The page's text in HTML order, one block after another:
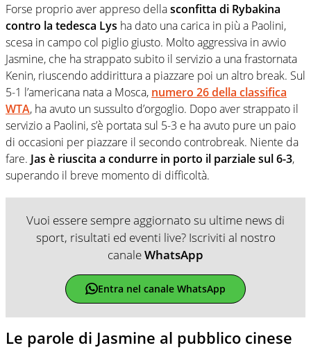
Forse proprio aver appreso dellasconfitta di Rybakina
contro la tedesca Lys ha dato una carica in più a Paolini,
scesa in campo col piglio giusto. Molto aggressiva in avvio
Jasmine, che ha strappato subito il servizio a una frastornata
Kenin, riuscendo addirittura a piazzare poi un altro break. Sul
5-1 l’americana nata a Mosca, numero 26 della classifica
WTA, ha avuto un sussulto d’orgoglio. Dopo aver strappato il
servizio a Paolini, s’è portata sul 5-3 e ha avuto pure un paio
di occasioni per piazzare il secondo controbreak. Niente da
fare. Jas è riuscita a condurre in porto il parziale sul 6-3,
superando il breve momento di difficoltà.
Vuoi essere sempre aggiornato su ultime news di
sport, risultati ed eventi live? Iscriviti al nostro
canaleWhatsApp
Entra nel canale WhatsApp
Le parole di Jasmine al pubblico cinese